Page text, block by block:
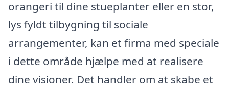
orangeri til dine stueplanter eller en stor,
lys fyldt tilbygning til sociale
arrangementer, kan et firma med speciale
i dette område hjælpe med at realisere
dine visioner. Det handler om at skabe et